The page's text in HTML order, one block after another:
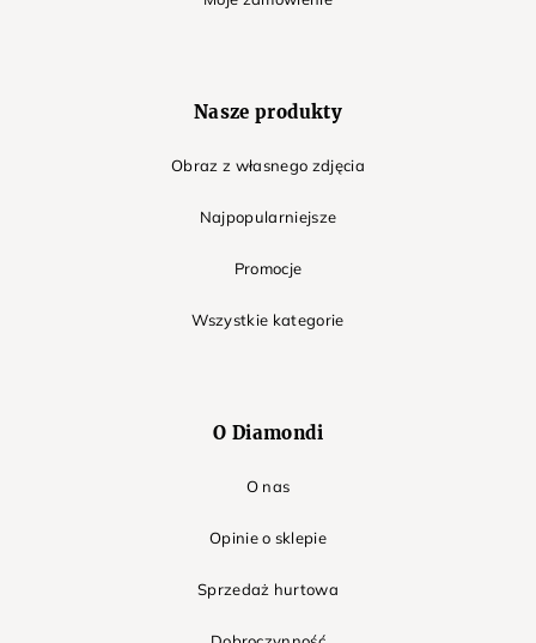
Nasze produkty
Obraz z własnego zdjęcia
Najpopularniejsze
Promocje
Wszystkie kategorie
O Diamondi
O nas
Opinie o sklepie
Sprzedaż hurtowa